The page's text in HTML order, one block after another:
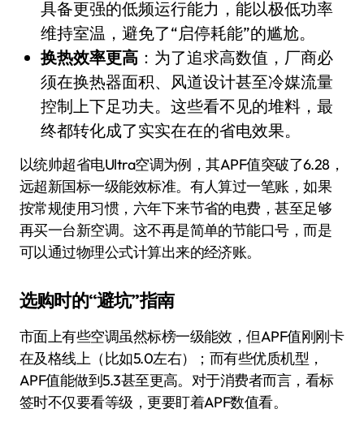
具备更强的低频运行能力，能以极低功率
维持室温，避免了“启停耗能”的尴尬。
换热效率更高：为了追求高数值，厂商必
须在换热器面积、风道设计甚至冷媒流量
控制上下足功夫。这些看不见的堆料，最
终都转化成了实实在在的省电效果。
以统帅超省电Ultra空调为例，其APF值突破了6.28，
远超新国标一级能效标准。有人算过一笔账，如果
按常规使用习惯，六年下来节省的电费，甚至足够
再买一台新空调。这不再是简单的节能口号，而是
可以通过物理公式计算出来的经济账。
选购时的“避坑”指南
市面上有些空调虽然标榜一级能效，但APF值刚刚卡
在及格线上（比如5.0左右）；而有些优质机型，
APF值能做到5.3甚至更高。对于消费者而言，看标
签时不仅要看等级，更要盯着APF数值看。